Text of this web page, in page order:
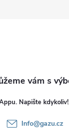
Napište kdykoliv!
Info@gazu.cz